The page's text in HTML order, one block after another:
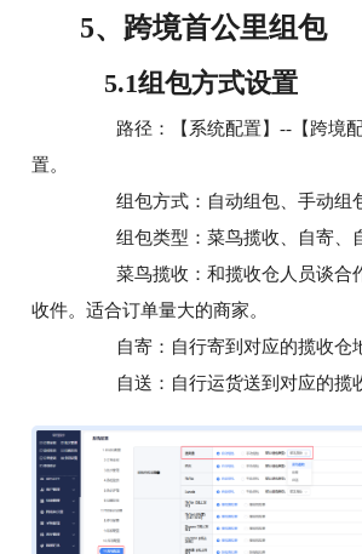
5、 跨境首公里组包
5.1组包方式设置
路径：【系统配置】--【跨境
置。
组包方式：自动组包、手动组
组包类型：菜鸟揽收、自寄、
菜鸟揽收：和揽收仓人员谈合
收件。适合订单量大的商家。
自寄：自行寄到对应的揽收仓
自送：自行运货送到对应的揽